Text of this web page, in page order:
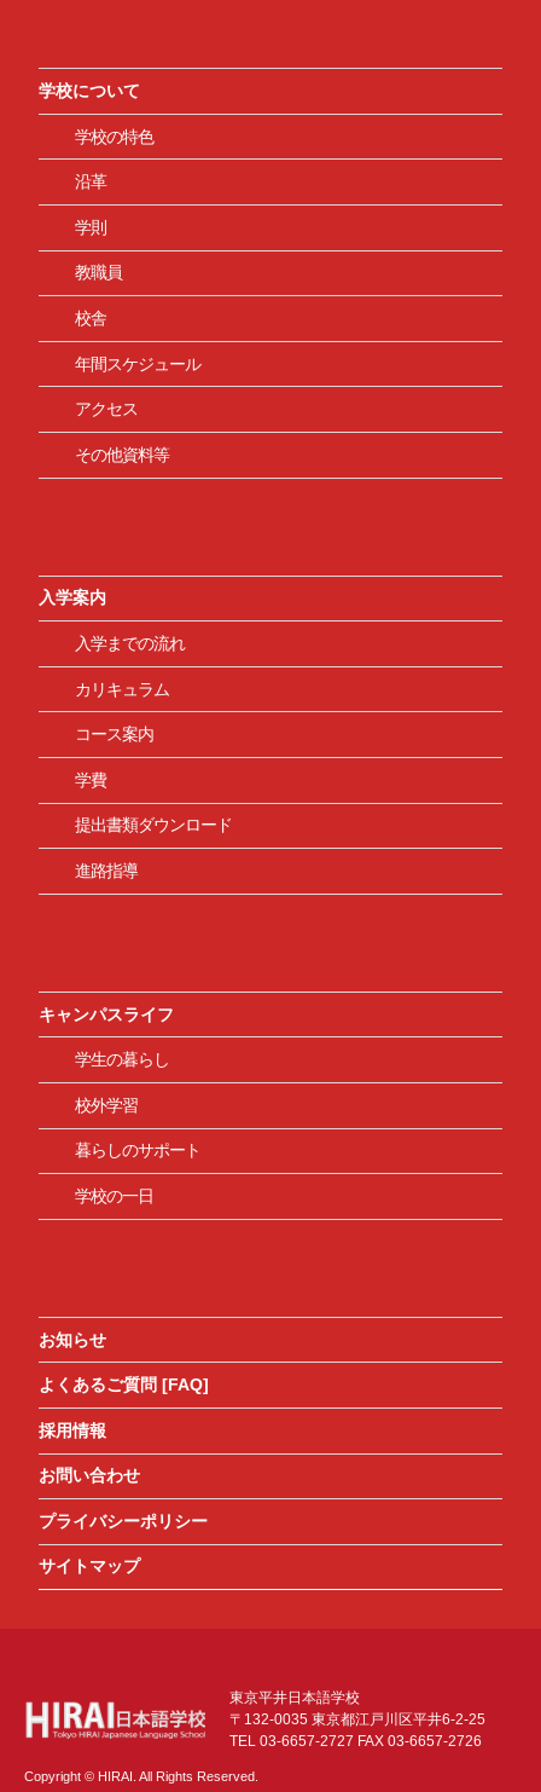
学校について
学校の特色
沿革
学則
教職員
校舎
年間スケジュール
アクセス
その他資料等
入学案内
入学までの流れ
カリキュラム
コース案内
学費
提出書類ダウンロード
進路指導
キャンパスライフ
学生の暮らし
校外学習
暮らしのサポート
学校の一日
お知らせ
よくあるご質問 [FAQ]
採用情報
お問い合わせ
プライバシーポリシー
サイトマップ
東京平井日本語学校
〒132-0035 東京都江戸川区平井6-2-25
TEL 03-6657-2727 FAX 03-6657-2726
Copyright © HIRAI. All Rights Reserved.